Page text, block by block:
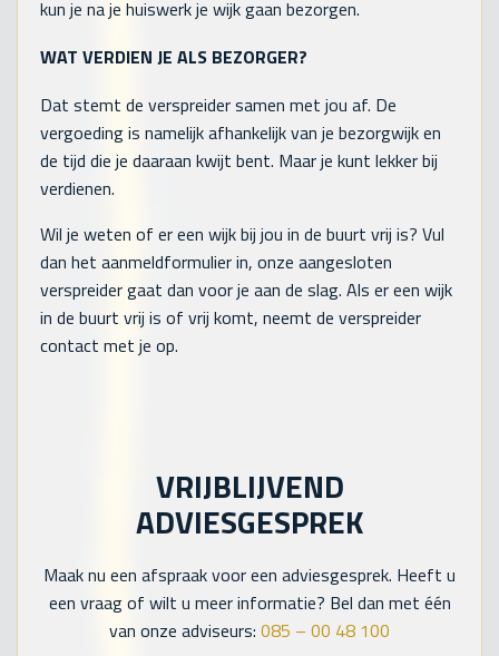
kun je na je huiswerk je wijk gaan bezorgen.
WAT VERDIEN JE ALS BEZORGER?
Dat stemt de verspreider samen met jou af. De
vergoeding is namelijk afhankelijk van je bezorgwijk en
de tijd die je daaraan kwijt bent. Maar je kunt lekker bij
verdienen.
Wil je weten of er een wijk bij jou in de buurt vrij is? Vul
dan het aanmeldformulier in, onze aangesloten
verspreider gaat dan voor je aan de slag. Als er een wijk
in de buurt vrij is of vrij komt, neemt de verspreider
contact met je op.
VRIJBLIJVEND
ADVIESGESPREK
Maak nu een afspraak voor een adviesgesprek. Heeft u
een vraag of wilt u meer informatie? Bel dan met één
van onze adviseurs: 085 – 00 48 100